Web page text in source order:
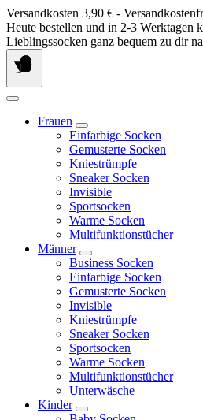
Springe
zum
Inhalt
Versandkosten 3,90 € -
Heute bestellen und in 2-3 Werktagen
Lieblingssocken ganz bequem zu dir
Frauen
Einfarbige Socken
Gemusterte Socken
Kniestrümpfe
Sneaker Socken
Invisible
Sportsocken
Warme Socken
Multifunktionstücher
Männer
Business Socken
Einfarbige Socken
Gemusterte Socken
Invisible
Kniestrümpfe
Sneaker Socken
Sportsocken
Warme Socken
Multifunktionstücher
Unterwäsche
Kinder